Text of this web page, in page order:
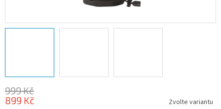
999 Kč
899 Kč
Zvolte variantu